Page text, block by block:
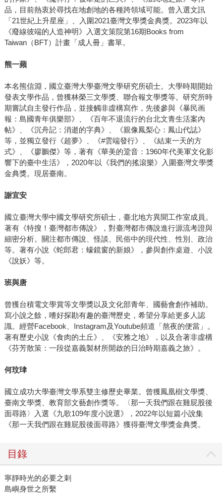
品，目前熱衷於尋找在地創地的各種跨領域可能。曾入選文訊
「21世紀上升星座」、入圍2021臺灣文學獎金典獎。2023年以
《廢線彼端的人造神明》入選文策院第16期Books from
Taiwan（BFT）計畫「成人冊」書單。
熊一蘋
本名熊信淵，國立臺灣大學臺灣文學研究所碩士。大學時期開始
發表文學作品，曾獲林榮三文學獎、聯合報文學獎等。研究所時
期嘗試自主發行作品，並接觸非虛構寫作，先後參與《暴民画
報：島國青年俱樂部》、《百年不退流行的台北文青生活案內
帖》、《沉舟記：消逝的字典》、《親像鳳梨心：鳳山代誌》
等，並獨立發行《超夢》、《#雲端發行》、《結束一天的方
式》、《廖鵬傑》等，著有《華美的跫音：1960年代美軍文化影
響下的臺中生活》，2020年以《我們的搖滾樂》入圍臺灣文學獎
金典獎。現居臺南。
謝宜安
國立臺灣大學中國文學研究所碩士，臺北地方異聞工作室成員。
著有《特搜！臺灣都市傳說》，對臺灣都市傳說進行源流考證與
細密分析。關注都市傳說、怪談、民俗中的現代性、性別、政治
等。著有小說《蛇郎君：蠔鏡窗的新娘》，參與創作桌遊、小說
《說妖》等。
班與唐
曾獲台積電文學賞等文學獎以及文化部青年、國藝會創作補助。
寫小說之餘，嗜好探勘有趣的臺灣歷史，希望分享給更多人認
識。經營Facebook、Instagram及Youtube頻道「熬夜的便當」。
著有歷史小說《食肉的土丘》、《安雅之地》，以及合著非虛構
《芬芳散策：一段從嘉義製材所開啟的日治時期嘉義之旅》。
何玟珒
國立成功大學臺灣文學系雙主修歷史畢業。曾獲鳳凰樹文學獎、
臺南文學獎、教育部文藝創作獎等。〈那一天我們跟在雞屁股後
面尋路〉入選《九歌109年度小說選》，2022年以短篇小說集
《那一天我們跟在雞屁股後面尋路》獲得臺灣文學獎金典獎。
目錄
寧靜時光的必要之刺
島嶼身世之所繫